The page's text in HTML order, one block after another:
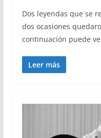
Dos leyendas que se
dos ocasiones
continuación puede
Leer más